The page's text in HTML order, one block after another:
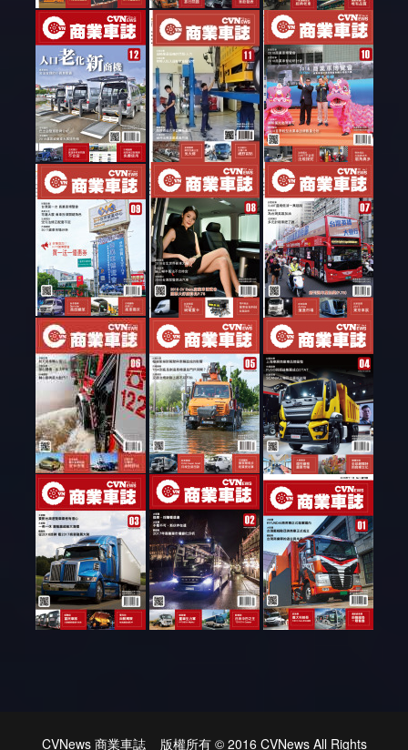
CVNews 商業車誌 版權所有 © 2016 CVNews All Rights